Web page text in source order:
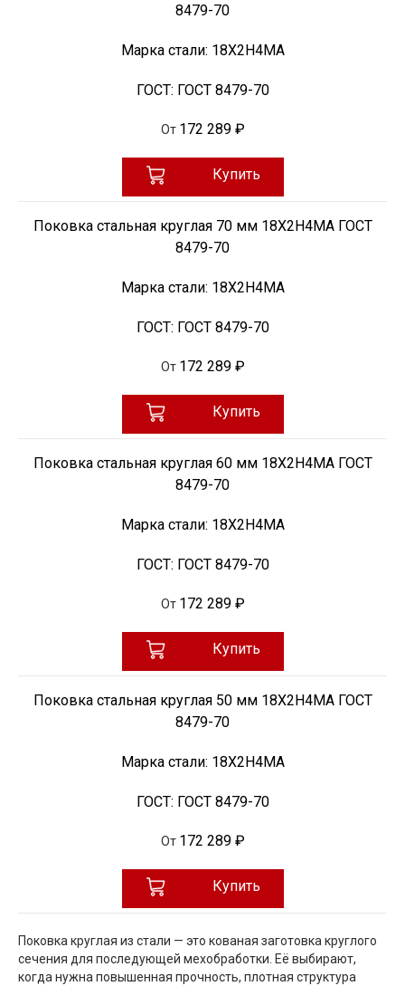
8479-70
Марка стали: 18Х2Н4МА
ГОСТ: ГОСТ 8479-70
От 172 289 ₽
Купить
Поковка стальная круглая 70 мм 18Х2Н4МА ГОСТ
8479-70
Марка стали: 18Х2Н4МА
ГОСТ: ГОСТ 8479-70
От 172 289 ₽
Купить
Поковка стальная круглая 60 мм 18Х2Н4МА ГОСТ
8479-70
Марка стали: 18Х2Н4МА
ГОСТ: ГОСТ 8479-70
От 172 289 ₽
Купить
Поковка стальная круглая 50 мм 18Х2Н4МА ГОСТ
8479-70
Марка стали: 18Х2Н4МА
ГОСТ: ГОСТ 8479-70
От 172 289 ₽
Купить
Поковка круглая из стали — это кованая заготовка круглого
сечения для последующей мехобработки. Её выбирают,
когда нужна повышенная прочность, плотная структура